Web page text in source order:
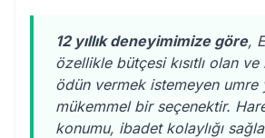
12 yıllık deneyimimize göre,
özellikle bütçesi kısıtlı olan
ödün vermek istemeyen umre
mükemmel bir seçenektir.
konumu, ibadet kolaylığı